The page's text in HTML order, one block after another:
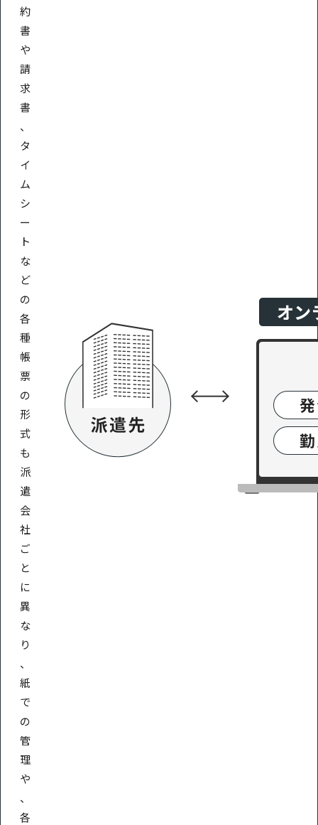
約
書
や
請
求
書
、
タ
イ
ム
シ
ー
ト
な
ど
の
各
種
帳
票
の
形
式
も
派
遣
会
社
ご
と
に
異
な
り
、
紙
で
の
管
理
や
、
各